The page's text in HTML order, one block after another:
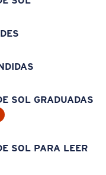
SOL GRADUADAS
SOL PARA LEER